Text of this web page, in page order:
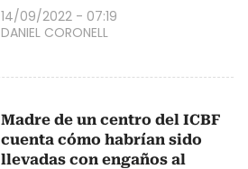
14/09/2022 - 07:19
DANIEL CORONELL
Madre de un centro del ICBF
cuenta cómo habrían sido
llevadas con engaños al